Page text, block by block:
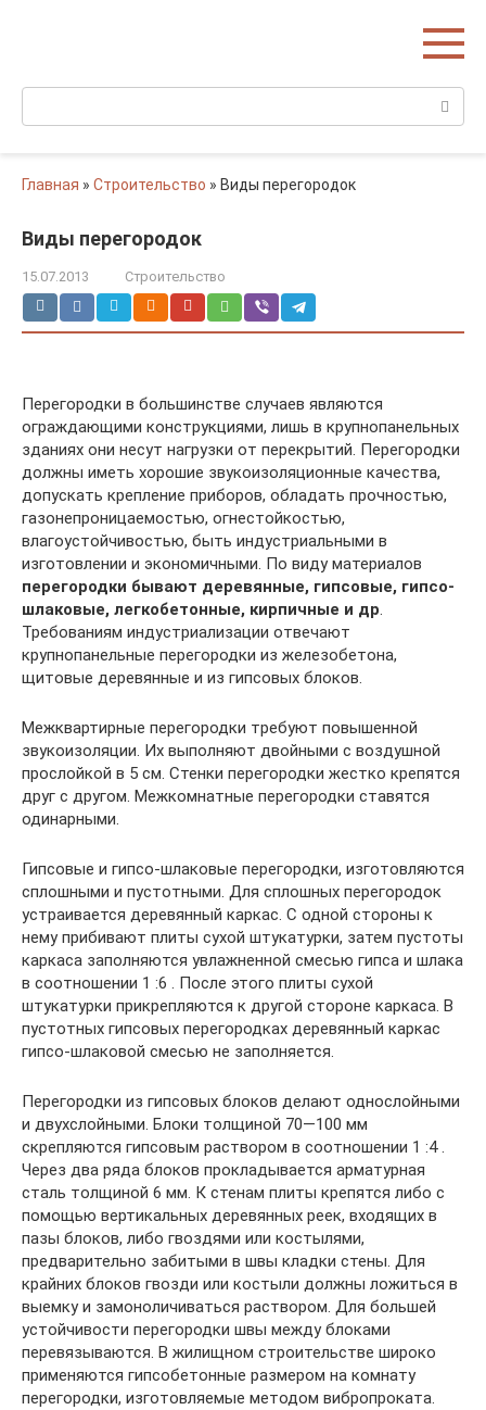
Поиск:
Главная » Строительство » Виды перегородок
Виды перегородок
15.07.2013 Строительство
Перегородки в большинстве случаев являются
ограждающими конструкциями, лишь в крупнопанельных
зданиях они несут нагрузки от перекрытий. Перегородки
должны иметь хорошие звукоизоляционные качества,
допускать крепление приборов, обладать прочностью,
газонепроницаемостью, огнестойкостью,
влагоустойчивостью, быть индустриальными в
изготовлении и экономичными. По виду материалов
перегородки бывают деревянные, гипсовые, гипсо-
шлаковые, легкобетонные, кирпичные и др.
Требованиям индустриализации отвечают
крупнопанельные перегородки из железобетона,
щитовые деревянные и из гипсовых блоков.
Межквартирные перегородки требуют повышенной
звукоизоляции. Их выполняют двойными с воздушной
прослойкой в 5 см. Стенки перегородки жестко крепятся
друг с другом. Межкомнатные перегородки ставятся
одинарными.
Гипсовые и гипсо-шлаковые перегородки, изготовляются
сплошными и пустотными. Для сплошных перегородок
устраивается деревянный каркас. С одной стороны к
нему прибивают плиты сухой штукатурки, затем пустоты
каркаса заполняются увлажненной смесью гипса и шлака
в соотношении 1 :6 . После этого плиты сухой
штукатурки прикрепляются к другой стороне каркаса. В
пустотных гипсовых перегородках деревянный каркас
гипсо-шлаковой смесью не заполняется.
Перегородки из гипсовых блоков делают однослойными
и двухслойными. Блоки толщиной 70—100 мм
скрепляются гипсовым раствором в соотношении 1 :4 .
Через два ряда блоков прокладывается арматурная
сталь толщиной 6 мм. К стенам плиты крепятся либо с
помощью вертикальных деревянных реек, входящих в
пазы блоков, либо гвоздями или костылями,
предварительно забитыми в швы кладки стены. Для
крайних блоков гвозди или костыли должны ложиться в
выемку и замоноличиваться раствором. Для большей
устойчивости перегородки швы между блоками
перевязываются. В жилищном строительстве широко
применяются гипсобетонные размером на комнату
перегородки, изготовляемые методом вибропроката.